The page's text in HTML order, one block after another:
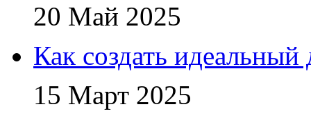
20 Май 2025
Как создать
15 Март 2025